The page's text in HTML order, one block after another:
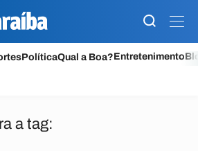
PolíticaQual a Boa?Entretenimento
a tag: